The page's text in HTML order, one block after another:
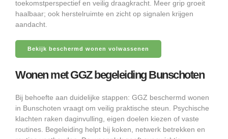
toekomstperspectief en veilig draagkracht. Meer grip groeit
haalbaar; ook herstelruimte en zicht op signalen krijgen
aandacht.
Bekijk beschermd wonen volwassenen
Wonen met GGZ begeleiding Bunschoten
Bij behoefte aan duidelijke stappen: GGZ beschermd wonen
in Bunschoten vraagt om veilig praktische steun. Psychische
klachten raken daginvulling, eigen doelen kiezen of vaste
routines. Begeleiding helpt bij koken, netwerk betrekken en